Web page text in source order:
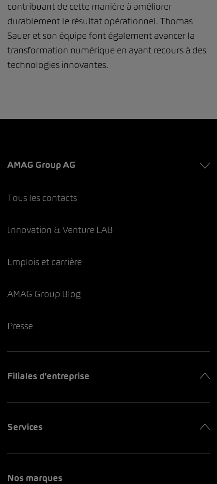
contribuant de cette manière à améliorer
durablement le résultat opérationnel. Thomas
Sauer et son équipe font également avancer la
transformation numérique en ayant recours à des
technologies innovantes.
AMAG Group AG
Tous les contacts
Innovation & Venture LAB
Emplois et carrière
AMAG Group Blog
Presse
Filiales d'entreprise
Services
Nos marques